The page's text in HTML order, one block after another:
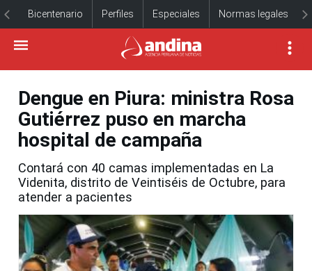
Bicentenario Perfiles Especiales Normas legales
Dengue en Piura: ministra Rosa
Gutiérrez puso en marcha
hospital de campaña
Contará con 40 camas implementadas en La
Videnita, distrito de Veintiséis de Octubre, para
atender a pacientes